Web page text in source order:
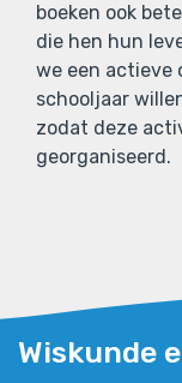
boeken ook
die hen hun
we een actieve
schooljaar
zodat deze
georganiseerd.
Wiskunde